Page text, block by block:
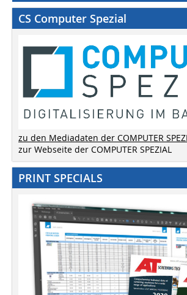
CS Computer Spezial
zu den Mediadaten der COMPUTER
zur Webseite der COMPUTER SPEZIAL
PRINT SPECIALS